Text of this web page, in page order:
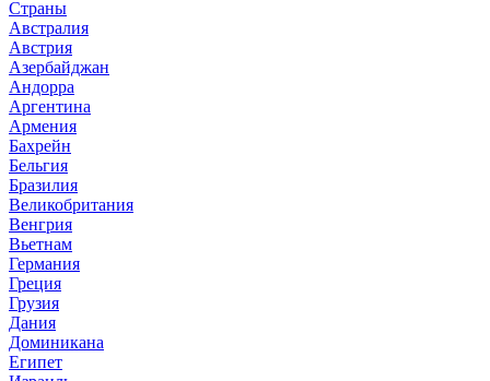
Страны
Австралия
Австрия
Азербайджан
Андорра
Аргентина
Армения
Бахрейн
Бельгия
Бразилия
Великобритания
Венгрия
Вьетнам
Германия
Греция
Грузия
Дания
Доминикана
Египет